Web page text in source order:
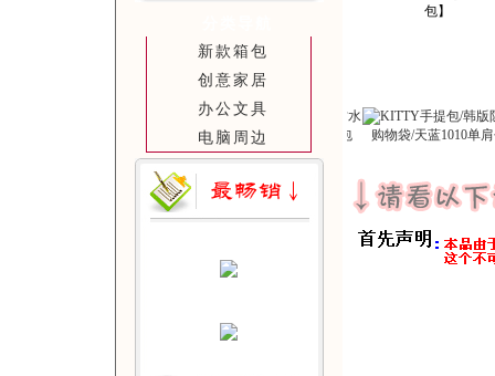
新款箱包
创意家居
办公文具
电脑周边